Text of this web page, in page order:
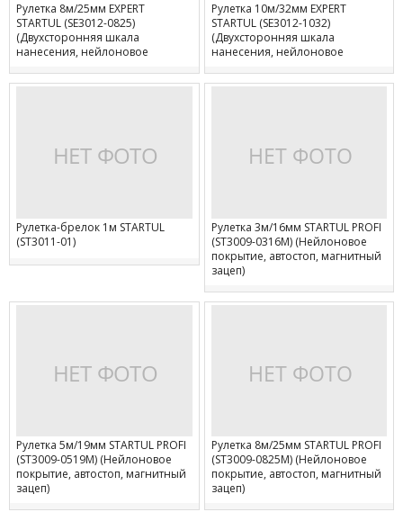
Рулетка 8м/25мм EXPERT
STARTUL (SE3012-0825)
(Двухсторонняя шкала
нанесения, нейлоновое
зацеп)
Рулетка 10м/32мм EXPERT
STARTUL (SE3012-1032)
(Двухсторонняя шкала
нанесения, нейлоновое
зацеп)
Рулетка-брелок 1м STARTUL
(ST3011-01)
Рулетка 3м/16мм STARTUL PROFI
(ST3009-0316M) (Нейлоновое
покрытие, автостоп, магнитный
зацеп)
Рулетка 5м/19мм STARTUL PROFI
(ST3009-0519M) (Нейлоновое
покрытие, автостоп, магнитный
зацеп)
Рулетка 8м/25мм STARTUL PROFI
(ST3009-0825M) (Нейлоновое
покрытие, автостоп, магнитный
зацеп)